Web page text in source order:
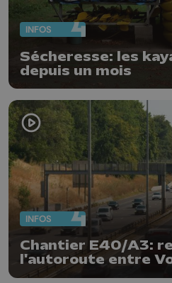
INFOS
Sécheresse: les
depuis un mois
INFOS
Chantier E40/A3:
l'autoroute entre
Hauts-Sarts en